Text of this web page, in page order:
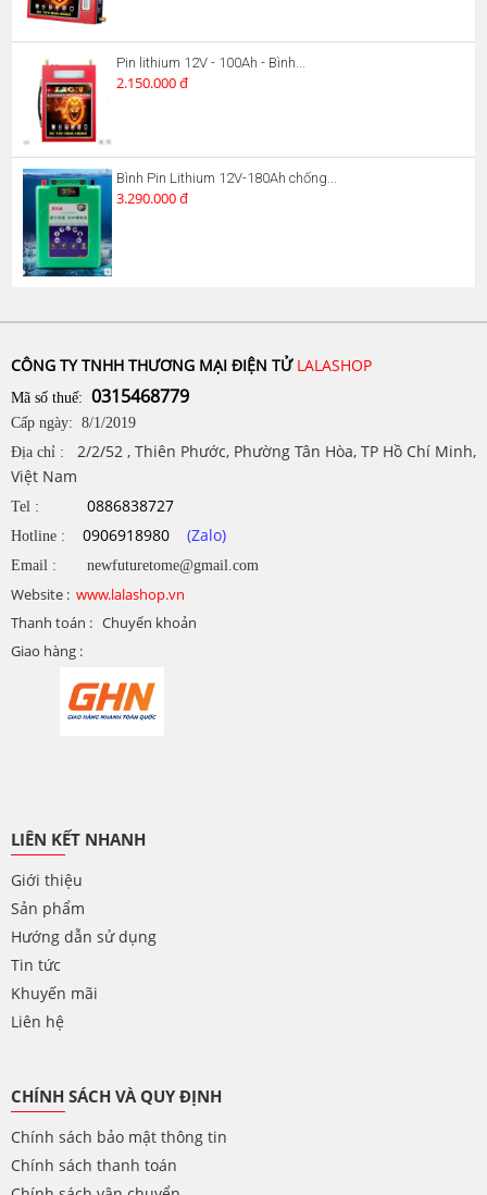
Pin lithium 12V - 100Ah - Bình...
2.150.000 đ
Bình Pin Lithium 12V-180Ah chống...
3.290.000 đ
CÔNG TY TNHH THƯƠNG MẠI ĐIỆN TỬ LALASHOP
Mã số thuế: 0315468779
Cấp ngày: 8/1/2019
Địa chỉ : 2/2/52 , Thiên Phước, Phường Tân Hòa, TP Hồ Chí Minh,
Việt Nam
Tel : 0886838727
Hotline : 0906918980 (Zalo)
Email : newfuturetome@gmail.com
Website : www.lalashop.vn
Thanh toán : Chuyển khoản
Giao hàng :
LIÊN KẾT NHANH
Giới thiệu
Sản phẩm
Hướng dẫn sử dụng
Tin tức
Khuyến mãi
Liên hệ
CHÍNH SÁCH VÀ QUY ĐỊNH
Chính sách bảo mật thông tin
Chính sách thanh toán